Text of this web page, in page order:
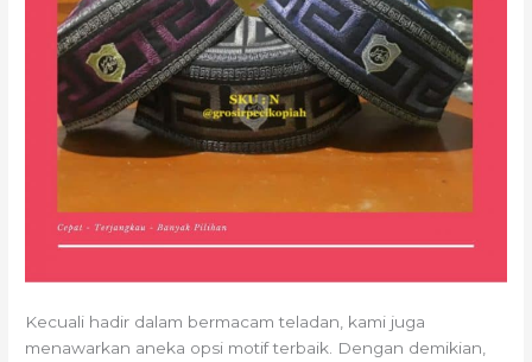
Kecuali hadir dalam bermacam teladan, kami juga
menawarkan aneka opsi motif terbaik. Dengan demikian,